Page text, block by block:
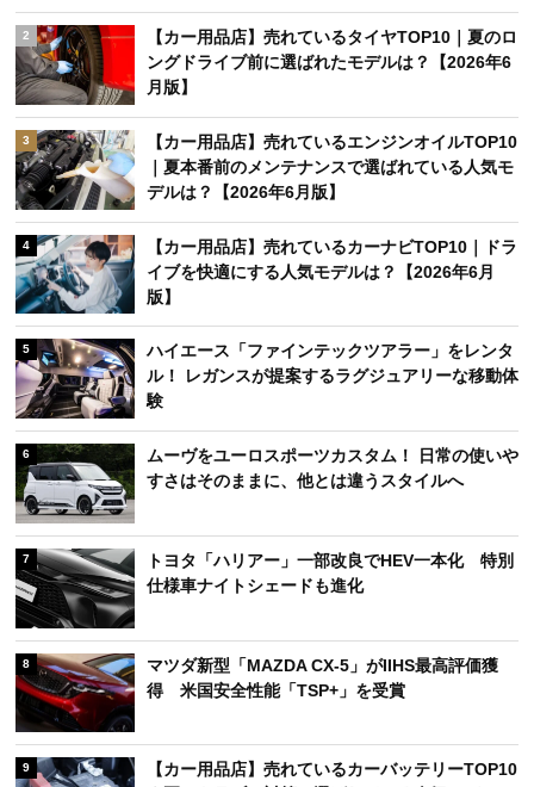
2
【カー用品店】売れているタイヤTOP10｜夏のロ
ングドライブ前に選ばれたモデルは？【2026年6
月版】
3
【カー用品店】売れているエンジンオイルTOP10
｜夏本番前のメンテナンスで選ばれている人気モ
デルは？【2026年6月版】
4
【カー用品店】売れているカーナビTOP10｜ドラ
イブを快適にする人気モデルは？【2026年6月
版】
5
ハイエース「ファインテックツアラー」をレンタ
ル！ レガンスが提案するラグジュアリーな移動体
験
6
ムーヴをユーロスポーツカスタム！ 日常の使いや
すさはそのままに、他とは違うスタイルへ
7
トヨタ「ハリアー」一部改良でHEV一本化 特別
仕様車ナイトシェードも進化
8
マツダ新型「MAZDA CX-5」がIIHS最高評価獲
得 米国安全性能「TSP+」を受賞
9
【カー用品店】売れているカーバッテリーTOP10